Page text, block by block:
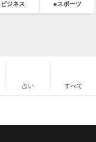
ビジネス eスポーツ
占い すべて